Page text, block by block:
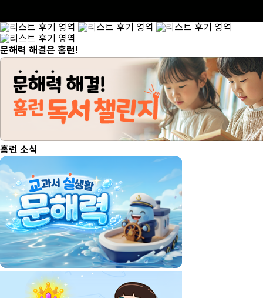
문해력 해결은 홈런!
홈런 소식